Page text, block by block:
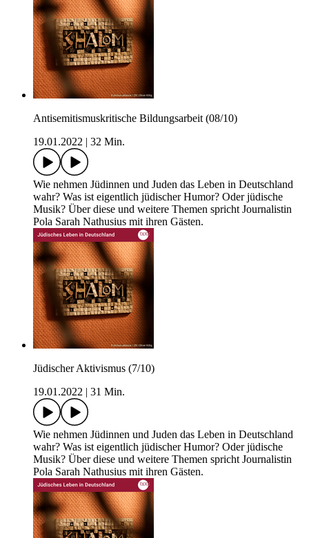
Antisemitismuskritische Bildungsarbeit (08/10)
19.01.2022
32 Min.
Wie nehmen Jüdinnen und Juden das Leben in Deutschland
wahr? Was ist eigentlich jüdischer Humor? Oder jüdische
Musik? Über diese und weitere Themen spricht Journalistin
Pola Sarah Nathusius mit ihren Gästen.
Jüdischer Aktivismus (7/10)
19.01.2022
31 Min.
Wie nehmen Jüdinnen und Juden das Leben in Deutschland
wahr? Was ist eigentlich jüdischer Humor? Oder jüdische
Musik? Über diese und weitere Themen spricht Journalistin
Pola Sarah Nathusius mit ihren Gästen.